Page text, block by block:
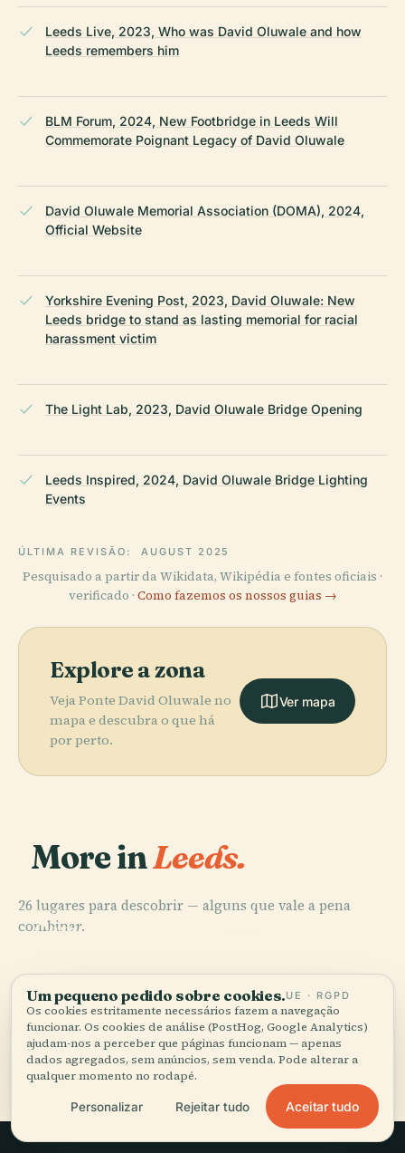
Leeds Live, 2023, Who was David Oluwale and how
Leeds remembers him
BLM Forum, 2024, New Footbridge in Leeds Will
Commemorate Poignant Legacy of David Oluwale
David Oluwale Memorial Association (DOMA), 2024,
Official Website
Yorkshire Evening Post, 2023, David Oluwale: New
Leeds bridge to stand as lasting memorial for racial
harassment victim
The Light Lab, 2023, David Oluwale Bridge Opening
Leeds Inspired, 2024, David Oluwale Bridge Lighting
Events
ÚLTIMA REVISÃO: AUGUST 2025
Pesquisado a partir da Wikidata, Wikipédia e fontes oficiais ·
verificado · Como fazemos os nossos guias →
Explore a zona
Veja Ponte David Oluwale no
mapa e descubra o que há
por perto.
Ver mapa
More inLeeds.
26 lugares para descobrir — alguns que vale a pena
combinar.
PLACE
Catedral de
PLACE
PLACE
Todos os 26 lugares em Leeds
Um pequeno pedido sobre cookies.UE · RGPD
Os cookies estritamente necessários fazem a navegação
funcionar. Os cookies de análise (PostHog, Google Analytics)
ajudam-nos a perceber que páginas funcionam — apenas
dados agregados, sem anúncios, sem venda. Pode alterar a
qualquer momento no rodapé.
Personalizar Rejeitar tudo Aceitar tudo